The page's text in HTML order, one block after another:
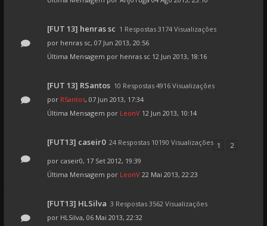
[FUT 13] henras sc 1 Respostas 3174 Visualizações
por henras sc, 07 Jun 2013, 20:56
Última Mensagem por henras sc 12 Jun 2013, 18:16
[FUT 13] RSantos 10 Respostas 4916 Visualizações
por RSantos, 07 Jun 2013, 17:34
Última Mensagem por LeonV 12 Jun 2013, 10:14
[FUT13] caseir0 24 Respostas 10190 Visualizações 1
2
por caseir0, 17 Set 2012, 19:39
Última Mensagem por LeonV 22 Mai 2013, 22:23
[FUT13] HLSilva 3 Respostas 3562 Visualizações
por HLSilva, 06 Mai 2013, 22:32